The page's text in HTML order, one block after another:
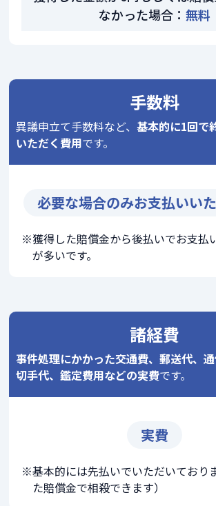
なかった場合： 無料
手数料
異議申立て手数料など、基本的に1回で
いただく費用です。
必要な場合のみお支払いい
獲得した賠償金から後払いでお支払
が多いです。
諸経費
事件処理にかかった交通費、郵送代、通
切手代、鑑定費用などの実費です。
実費
基本的には先払いでいただいており
た賠償金で相殺できます）